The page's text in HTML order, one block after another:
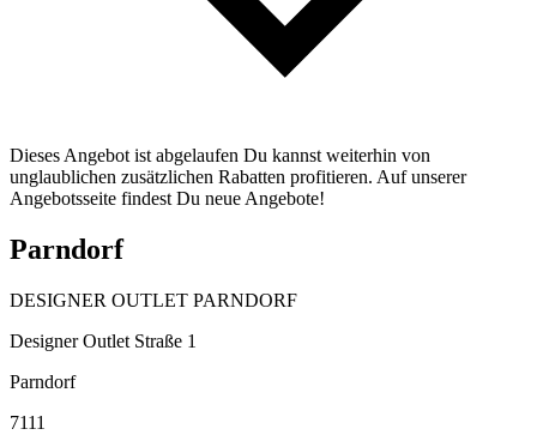
Dieses Angebot ist abgelaufen Du kannst weiterhin von
unglaublichen zusätzlichen Rabatten profitieren. Auf unserer
Angebotsseite findest Du neue Angebote!
Parndorf
DESIGNER OUTLET PARNDORF
Designer Outlet Straße 1
Parndorf
7111